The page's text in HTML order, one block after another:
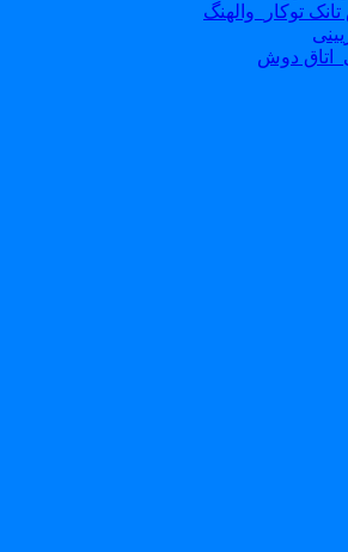
توکار_والهنگ
دوش